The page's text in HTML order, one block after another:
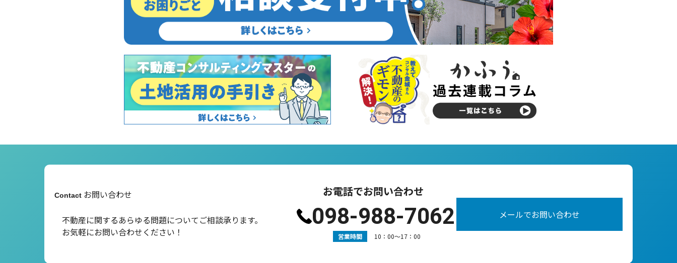
Contact お問い合わせ
不動産に関するあらゆる問題についてご相談承ります。
お気軽にお問い合わせください！
お電話でお問い合わせ
098-988-7062
営業時間 10：00〜17：00
メールでお問い合わせ